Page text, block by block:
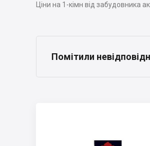
Ціни на 1-кімн від забудовника
Помітили